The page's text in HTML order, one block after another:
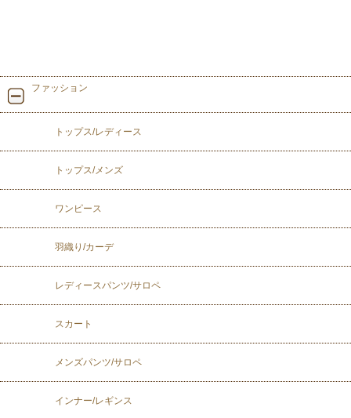
ファッション
トップス/レディース
トップス/メンズ
ワンピース
羽織り/カーデ
レディースパンツ/サロペ
スカート
メンズパンツ/サロペ
インナー/レギンス